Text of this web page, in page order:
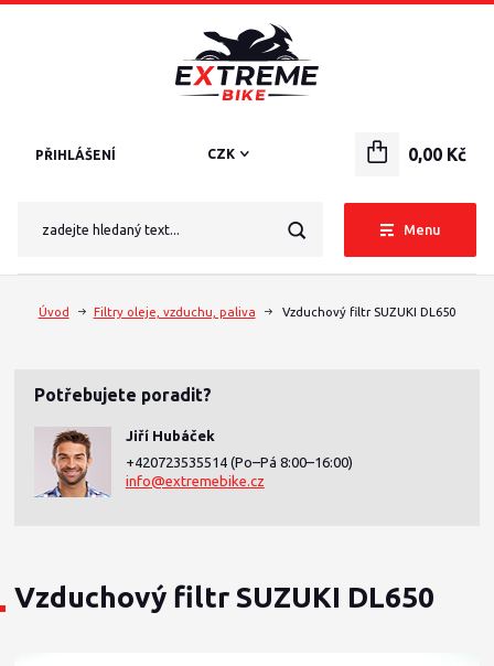
Menu
CZK
PŘIHLÁŠENÍ 0,00 Kč
Úvod Filtry oleje, vzduchu, paliva Vzduchový filtr SUZUKI DL650
Potřebujete poradit?
Jiří Hubáček
+420723535514 (Po–Pá 8:00–16:00)
info@extremebike.cz
Vzduchový filtr SUZUKI DL650